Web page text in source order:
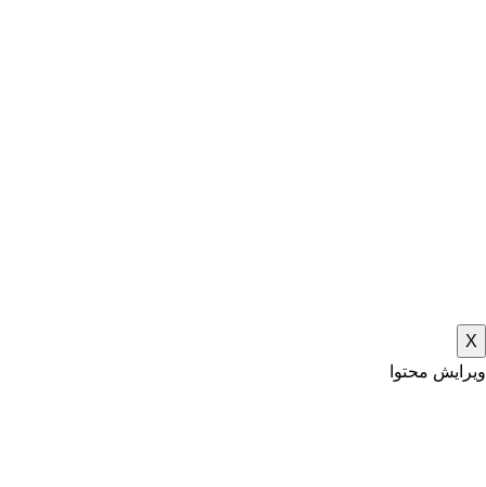
X
ویرایش محتوا